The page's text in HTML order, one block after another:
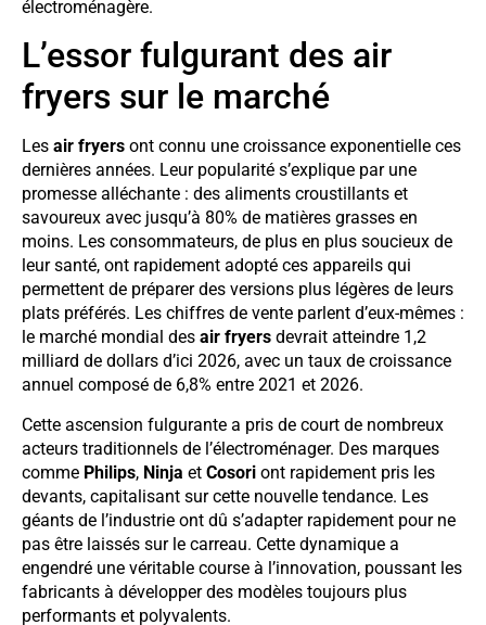
électroménagère.
L’essor fulgurant des air
fryers sur le marché
Les air fryers ont connu une croissance exponentielle ces
dernières années. Leur popularité s’explique par une
promesse alléchante : des aliments croustillants et
savoureux avec jusqu’à 80% de matières grasses en
moins. Les consommateurs, de plus en plus soucieux de
leur santé, ont rapidement adopté ces appareils qui
permettent de préparer des versions plus légères de leurs
plats préférés. Les chiffres de vente parlent d’eux-mêmes :
le marché mondial des air fryers devrait atteindre 1,2
milliard de dollars d’ici 2026, avec un taux de croissance
annuel composé de 6,8% entre 2021 et 2026.
Cette ascension fulgurante a pris de court de nombreux
acteurs traditionnels de l’électroménager. Des marques
comme Philips, Ninja et Cosori ont rapidement pris les
devants, capitalisant sur cette nouvelle tendance. Les
géants de l’industrie ont dû s’adapter rapidement pour ne
pas être laissés sur le carreau. Cette dynamique a
engendré une véritable course à l’innovation, poussant les
fabricants à développer des modèles toujours plus
performants et polyvalents.